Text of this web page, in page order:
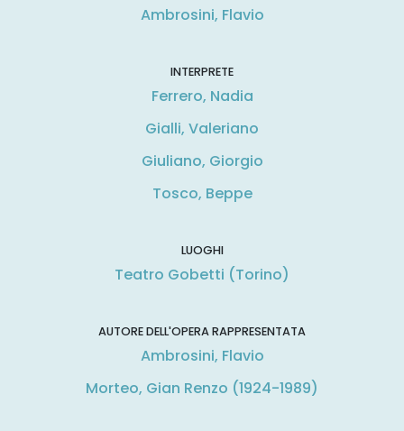
Ambrosini, Flavio
INTERPRETE
Ferrero, Nadia
Gialli, Valeriano
Giuliano, Giorgio
Tosco, Beppe
LUOGHI
Teatro Gobetti (Torino)
AUTORE DELL'OPERA RAPPRESENTATA
Ambrosini, Flavio
Morteo, Gian Renzo (1924-1989)